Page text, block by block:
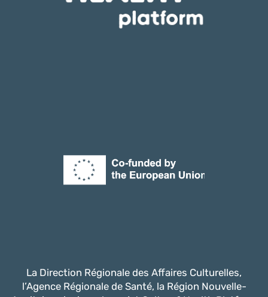
La Direction Régionale des Affaires Culturelles,
l’Agence Régionale de Santé, la Région Nouvelle-